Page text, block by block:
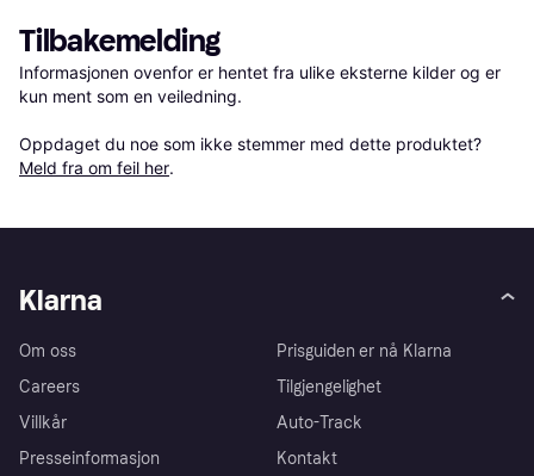
Tilbakemelding
Informasjonen ovenfor er hentet fra ulike eksterne kilder og er
kun ment som en veiledning.
Oppdaget du noe som ikke stemmer med dette produktet?
Meld fra om feil her.
Klarna
Om oss
Careers
Villkår
Presseinformasjon
Prisguiden er nå Klarna
Tilgjengelighet
Auto-Track
Kontakt